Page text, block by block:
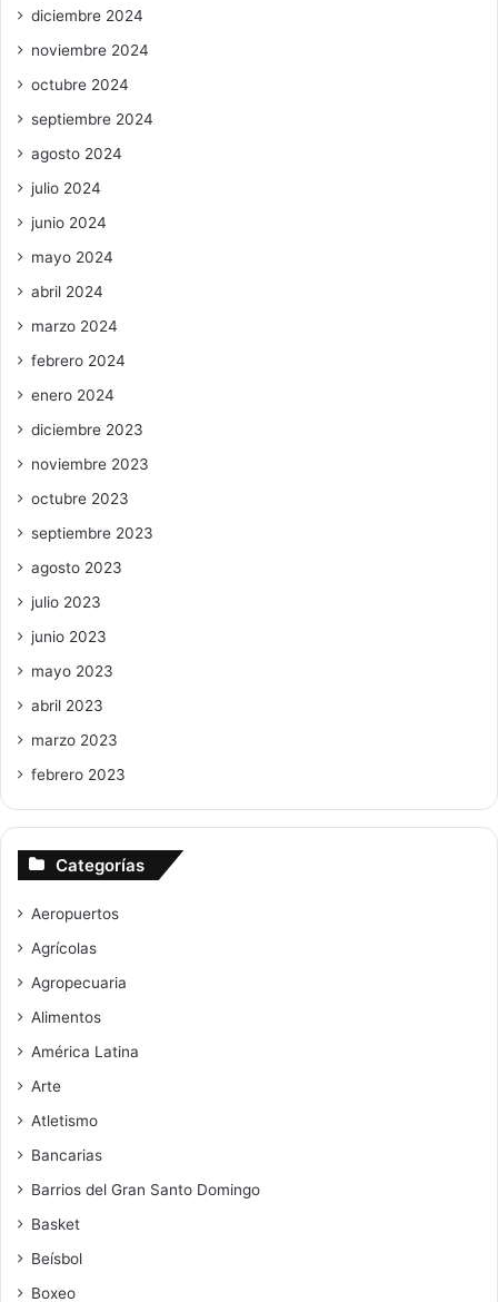
diciembre 2024
noviembre 2024
octubre 2024
septiembre 2024
agosto 2024
julio 2024
junio 2024
mayo 2024
abril 2024
marzo 2024
febrero 2024
enero 2024
diciembre 2023
noviembre 2023
octubre 2023
septiembre 2023
agosto 2023
julio 2023
junio 2023
mayo 2023
abril 2023
marzo 2023
febrero 2023
Categorías
Aeropuertos
Agrícolas
Agropecuaria
Alimentos
América Latina
Arte
Atletismo
Bancarias
Barrios del Gran Santo Domingo
Basket
Beísbol
Boxeo